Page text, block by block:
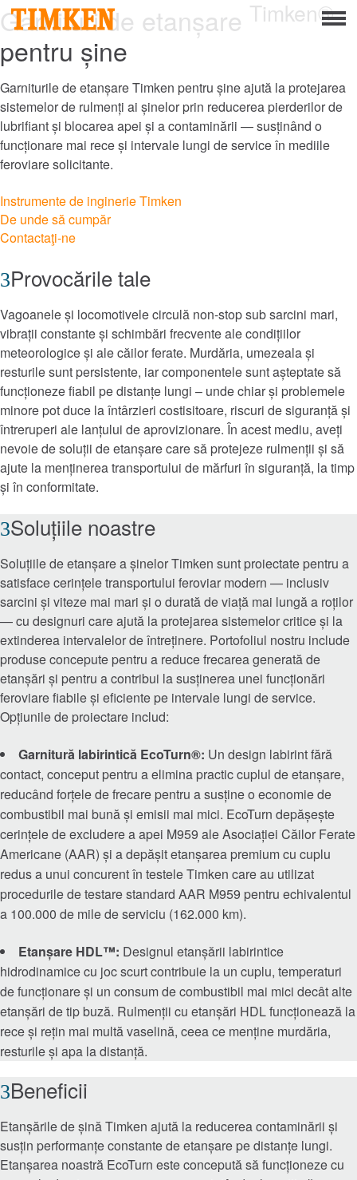
Menu
Responsabilitate socială corporativă
Oameni
Planetă
Produs
Soluții de rulmenți proiectate
Mounted Bearings
Roller Bearings
Rulmenți EnviroSpexx™Eficienți Energetici
Precision Bearings
Plain Bearings
Thrust Bearings
Instrumente de întreținere și instalare
Frâne și ambreiaje
Cuplaje
Lovejoy Cuplaje
Torsional Control Cuplaje
Sisteme de transmisie și transmisie
Angrenaj industrial
Angrenaj de precizie
Mișcare liniară
Sigilii
Servicii si reparatii
Garnituri de etanșare Timken®
pentru șine
Garniturile de etanșare Timken pentru șine ajută la protejarea
sistemelor de rulmenți ai șinelor prin reducerea pierderilor de
lubrifiant și blocarea apei și a contaminării — susținând o
funcționare mai rece și intervale lungi de service în mediile
feroviare solicitante.
Instrumente de inginerie Timken
De unde să cumpăr
Contactaţi-ne
Provocările tale
Vagoanele și locomotivele circulă non-stop sub sarcini mari,
vibrații constante și schimbări frecvente ale condițiilor
meteorologice și ale căilor ferate. Murdăria, umezeala și
resturile sunt persistente, iar componentele sunt așteptate să
funcționeze fiabil pe distanțe lungi – unde chiar și problemele
minore pot duce la întârzieri costisitoare, riscuri de siguranță și
întreruperi ale lanțului de aprovizionare. În acest mediu, aveți
nevoie de soluții de etanșare care să protejeze rulmenții și să
ajute la menținerea transportului de mărfuri în siguranță, la timp
și în conformitate.
Soluțiile noastre
Soluțiile de etanșare a șinelor Timken sunt proiectate pentru a
satisface cerințele transportului feroviar modern — inclusiv
sarcini și viteze mai mari și o durată de viață mai lungă a roților
— cu designuri care ajută la protejarea sistemelor critice și la
extinderea intervalelor de întreținere. Portofoliul nostru include
produse concepute pentru a reduce frecarea generată de
etanșări și pentru a contribui la susținerea unei funcționări
feroviare fiabile și eficiente pe intervale lungi de service.
Opțiunile de proiectare includ:
Garnitură labirintică EcoTurn®: Un design labirint fără
contact, conceput pentru a elimina practic cuplul de etanșare,
reducând forțele de frecare pentru a susține o economie de
combustibil mai bună și emisii mai mici. EcoTurn depășește
cerințele de excludere a apei M959 ale Asociației Căilor Ferate
Americane (AAR) și a depășit etanșarea premium cu cuplu
redus a unui concurent în testele Timken care au utilizat
procedurile de testare standard AAR M959 pentru echivalentul
a 100.000 de mile de serviciu (162.000 km).
Etanșare HDL™: Designul etanșării labirintice
hidrodinamice cu joc scurt contribuie la un cuplu, temperaturi
de funcționare și un consum de combustibil mai mici decât alte
etanșări de tip buză. Rulmenții cu etanșări HDL funcționează la
rece și rețin mai multă vaselină, ceea ce menține murdăria,
resturile și apa la distanță.
Beneficii
Etanșările de șină Timken ajută la reducerea contaminării și
susțin performanțe constante de etanșare pe distanțe lungi.
Etanșarea noastră EcoTurn este concepută să funcționeze cu